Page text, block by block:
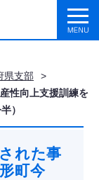
県支部
>
性向上支援訓練を
）
れた事
町今